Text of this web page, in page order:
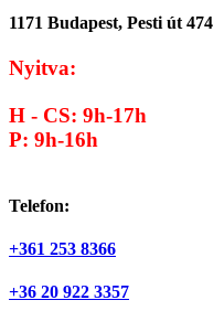
1171 Budapest, Pesti út 474
Nyitva:
H - CS: 9h-17h
P: 9h-16h
Telefon:
+361 253 8366
+36 20 922 3357